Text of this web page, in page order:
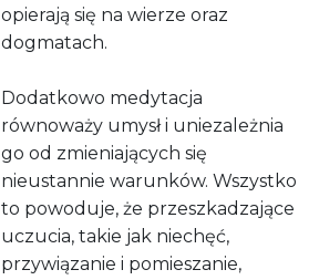
opierają się na wierze oraz
dogmatach.
Dodatkowo medytacja
równoważy umysł i uniezależnia
go od zmieniających się
nieustannie warunków. Wszystko
to powoduje, że przeszkadzające
uczucia, takie jak niechęć,
przywiązanie i pomieszanie,